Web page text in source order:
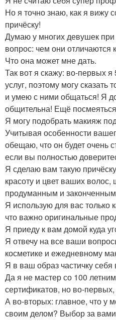
Но я точно знаю, как я вижу
причёску!
Думаю у многих девушек
вопрос: чем они отличаются
Что она может мне дать.
Так вот я скажу: во-первых
услуг, поэтому могу
и умею с ними общаться! Я
общительна! Ещё
Я могу подобрать макияж
Учитывая особенности
обещаю, что он будет очень
если вы полностью
Я сделаю вам такую
красоту и цвет ваших
продуманным и
Я использую для вас только
что важно оригинальные
Я приеду к вам домой куда
Я отвечу на все ваши
косметике и ежедневному
Я в ваш образ частичку себя
Да я не мастер со 100
сертификатов, но во-первых,
А во-вторых: главное, что у
своим делом? Выбор за